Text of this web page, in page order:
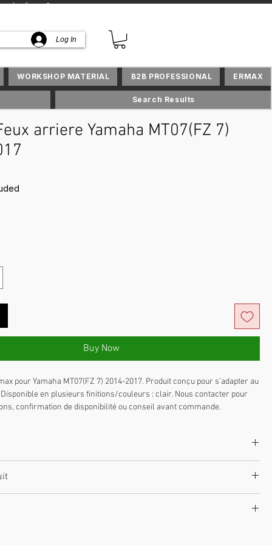
en Suisse
Log In
arriere Yamaha MT07(FZ 7)
Buy Now
pour Yamaha MT07(FZ 7) 2014-2017. Produit conçu pour s’adapter au
en plusieurs finitions/couleurs : clair. Nous contacter pour
confirmation de disponibilité ou conseil avant commande.
WORKSHOP MATERIAL B2B PROFESSIONAL ERMAX
Search Results